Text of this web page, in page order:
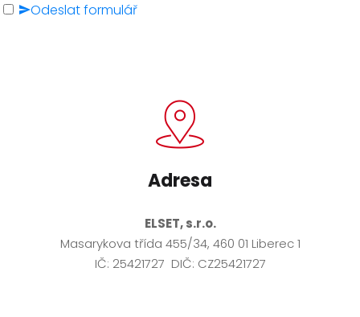
Odeslat formulář
Adresa
ELSET, s.r.o.
Masarykova třída 455/34, 460 01 Liberec 1
IČ: 25421727 DIČ: CZ25421727